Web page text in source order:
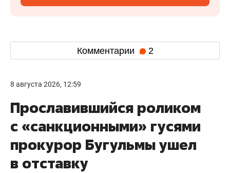
Комментарии 2
8 августа 2026, 12:59
Прославившийся роликом
с «санкционными» гусями
прокурор Бугульмы ушел
в отставку